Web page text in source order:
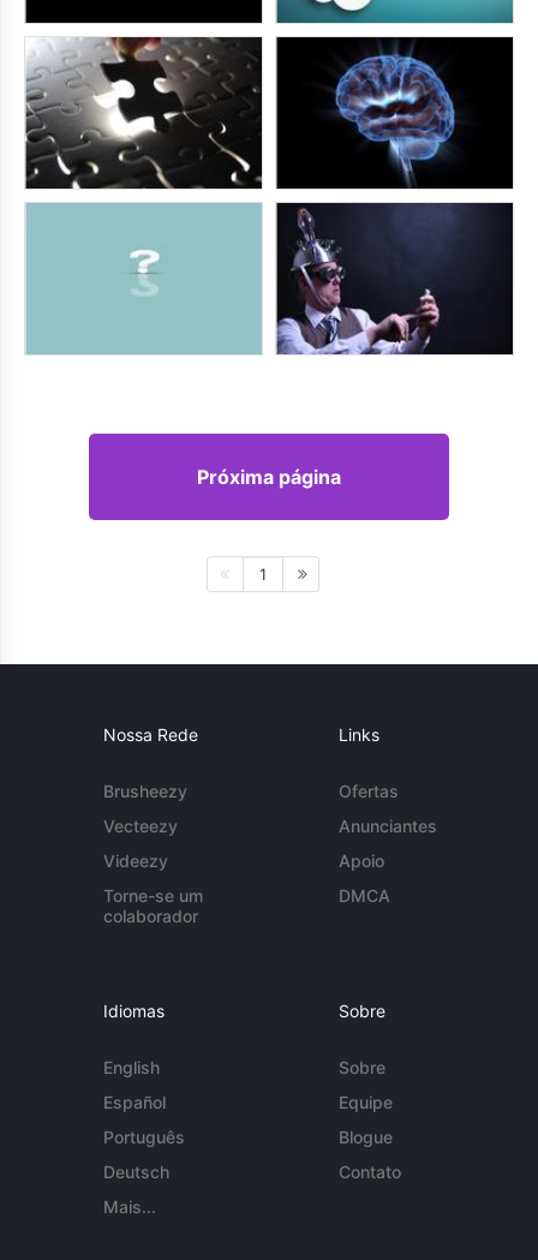
Próxima página
1
Nossa Rede
Brusheezy
Vecteezy
Videezy
Torne-se um
colaborador
Links
Ofertas
Anunciantes
Apoio
DMCA
Idiomas
English
Español
Português
Deutsch
Mais...
Sobre
Sobre
Equipe
Blogue
Contato